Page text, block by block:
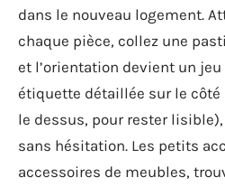
dans le nouveau logement.
chaque pièce, collez une
et l’orientation devient un jeu
étiquette détaillée sur le
le dessus, pour rester
sans hésitation. Les petits
accessoires de meubles,